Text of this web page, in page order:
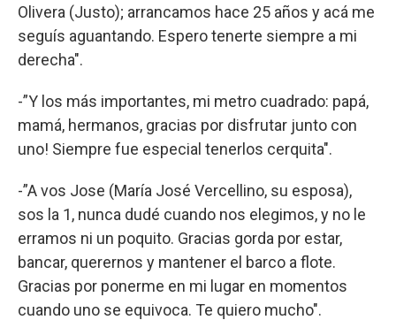
Olivera (Justo); arrancamos hace 25 años y acá me
seguís aguantando. Espero tenerte siempre a mi
derecha".
-”Y los más importantes, mi metro cuadrado: papá,
mamá, hermanos, gracias por disfrutar junto con
uno! Siempre fue especial tenerlos cerquita".
-”A vos Jose (María José Vercellino, su esposa),
sos la 1, nunca dudé cuando nos elegimos, y no le
erramos ni un poquito. Gracias gorda por estar,
bancar, querernos y mantener el barco a flote.
Gracias por ponerme en mi lugar en momentos
cuando uno se equivoca. Te quiero mucho".